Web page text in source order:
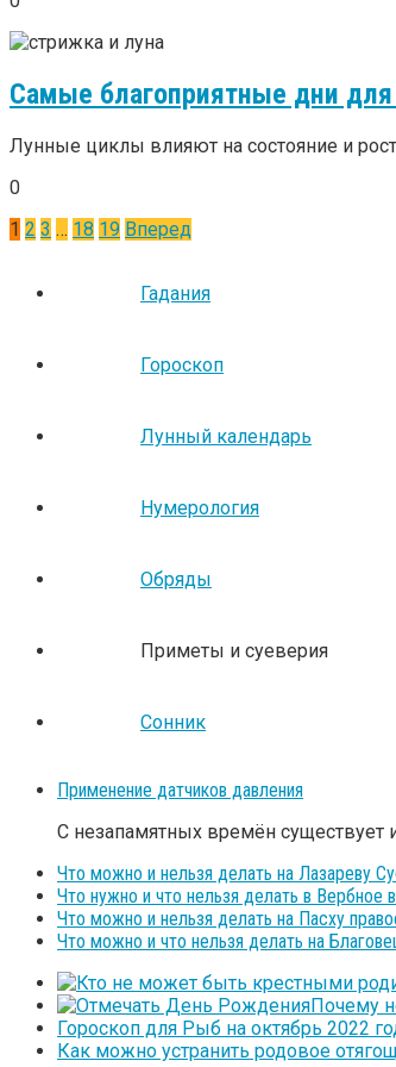
Самые благоприятные дни
Лунные циклы влияют на состояние и
0
Пагинация
1 2 3 … 18 19 Вперед
Гадания
Гороскоп
Лунный календарь
Нумерология
Обряды
Приметы и суеверия
Сонник
Применение датчиков давления
С незапамятных времён существует
Что можно и нельзя делать на Лазареву
Что нужно и что нельзя делать в Вербное
Что можно и нельзя делать на Пасху
Что можно и что нельзя делать на
Почему
Гороскоп для Рыб на октябрь 2022
Как можно устранить родовое